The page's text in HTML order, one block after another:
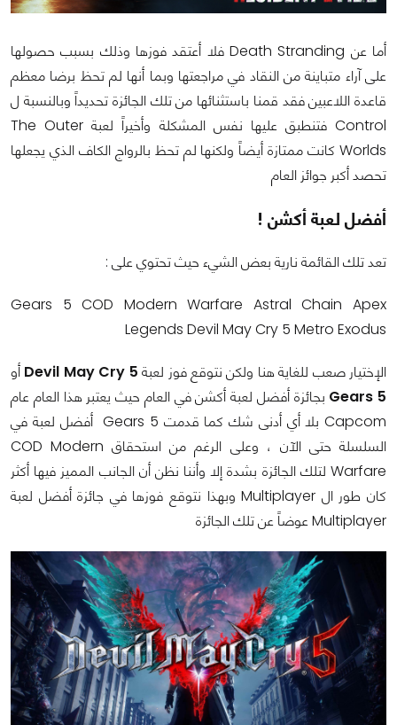
أما عن Death Stranding فلا أعتقد فوزها وذلك بسبب حصولها
على آراء متباينة من النقاد في مراجعتها وبما أنها لم تحظ برضا معظم
قاعدة اللاعبين فقد قمنا باستثنائها من تلك الجائزة تحديداً وبالنسبة ل
Control فتنطبق عليها نفس المشكلة وأخيراً لعبة The Outer
Worlds كانت ممتازة أيضاً ولكنها لم تحظ بالرواج الكاف الذي يجعلها
تحصد أكبر جوائز العام
أفضل لعبة أكشن !
تعد تلك القائمة نارية بعض الشيء حيث تحتوي على :
Gears 5 COD Modern Warfare Astral Chain Apex
Legends Devil May Cry 5 Metro Exodus
الإختيار صعب للغاية هنا ولكن نتوقع فوز لعبةDevil May Cry 5
أو
Gears 5 بجائزة أفضل لعبة أكشن في العام حيث يعتبر هذا العام عام
Capcom بلا أي أدنى شك كما قدمت Gears 5 أفضل لعبة في
السلسلة حتى الآن ، وعلى الرغم من استحقاق COD Modern
Warfare لتلك الجائزة بشدة إلا وأننا نظن أن الجانب المميز فيها أكثر
كان طور ال Multiplayer وبهذا نتوقع فوزها في جائزة أفضل لعبة
Multiplayer عوضاً عن تلك الجائزة